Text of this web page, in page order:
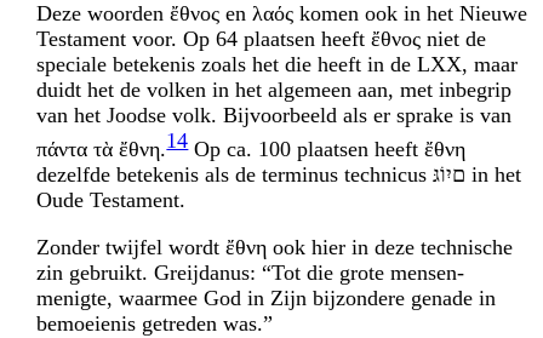
Deze woorden ἔθνος en λαός komen ook in het Nieuwe
Testament voor. Op 64 plaatsen heeft ἔθνος niet de
speciale betekenis zoals het die heeft in de LXX, maar
duidt het de volken in het algemeen aan, met inbegrip
van het Joodse volk. Bijvoorbeeld als er sprake is van
πάντα τὰ ἔθνη.14Op ca. 100 plaatsen heeft ἔθνη
dezelfde betekenis als de terminus technicusגּוֹיִם in het
Oude Testament.
Zonder twijfel wordt ἔθνη ook hier in deze technische
zin gebruikt. Greijdanus: “Tot die grote mensen­
menigte, waarmee God in Zijn bijzondere genade in
bemoeienis getreden was.”